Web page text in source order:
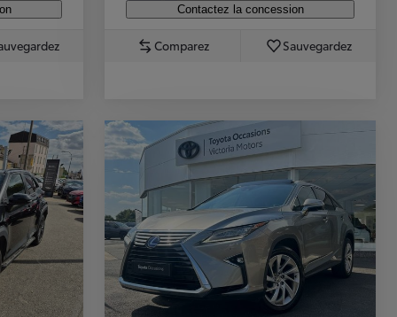
Contactez la concession
Comparez Sauvegardez